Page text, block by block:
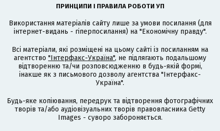
ПРИНЦИПИ І ПРАВИЛА РОБОТИ УП
Використання матеріалів сайту лише за умови посилання (для
інтернет-видань - гіперпосилання) на "Економічну правду".
Всі матеріали, які розміщені на цьому сайті із посиланням на
агентство "Інтерфакс-Україна", не підлягають подальшому
відтворенню та/чи розповсюдженню в будь-якій формі,
інакше як з письмового дозволу агентства "Інтерфакс-
Україна".
Будь-яке копіювання, передрук та відтворення фотографічних
творів та/або аудіовізуальних творів правовласника Getty
Images - суворо забороняється.